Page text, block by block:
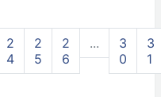
2
4
2
5
2
6
...
3
0
3
1